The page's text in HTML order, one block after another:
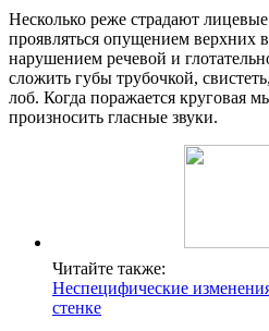
Несколько реже страдают
проявляться опущением верхних
нарушением речевой и
сложить губы трубочкой,
лоб. Когда поражается круговая
произносить гласные звуки.
Читайте также:
Неспецифические
стенке